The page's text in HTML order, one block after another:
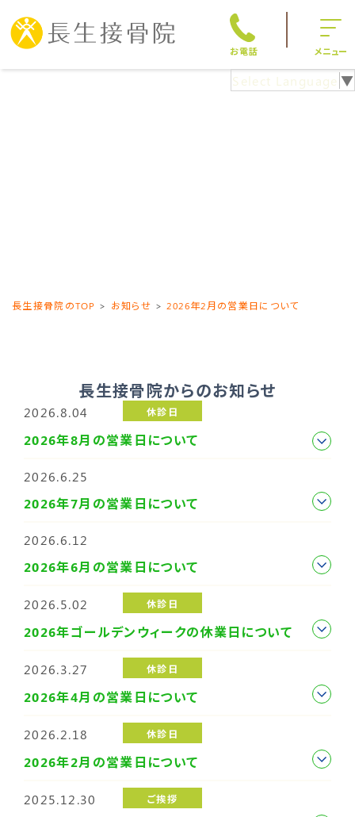
お電話 メニュー
Select Language ▼
長生接骨院のTOP お知らせ 2026年2月の営業日について
長生接骨院からのお知らせ
2026.8.04 休診日
2026年8月の営業日について
2026.6.25
2026年7月の営業日について
2026.6.12
2026年6月の営業日について
2026.5.02 休診日
2026年ゴールデンウィークの休業日について
2026.3.27 休診日
2026年4月の営業日について
2026.2.18 休診日
2026年2月の営業日について
2025.12.30 ご挨拶